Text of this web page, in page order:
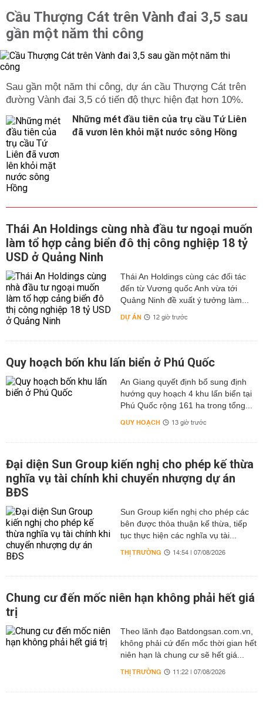
Cầu Thượng Cát trên Vành đai 3,5 sau
gần một năm thi công
Sau gần một năm thi công, dự án cầu Thượng Cát trên
đường Vành đai 3,5 có tiến độ thực hiện đạt hơn 10%.
Những mét đầu tiên của trụ cầu Tứ Liên
đã vươn lên khỏi mặt nước sông Hồng
Thái An Holdings cùng nhà đầu tư ngoại muốn
làm tổ hợp cảng biển đô thị công nghiệp 18 tỷ
USD ở Quảng Ninh
Thái An Holdings cùng các đối tác
đến từ Vương quốc Anh vừa tới
Quảng Ninh đề xuất ý tưởng làm...
DỰ ÁN 12 giờ trước
Quy hoạch bốn khu lấn biển ở Phú Quốc
An Giang quyết định bổ sung định
hướng quy hoạch 4 khu lấn biển tại
Phú Quốc rộng 161 ha trong tổng...
QUY HOẠCH 13 giờ trước
Đại diện Sun Group kiến nghị cho phép kế thừa
nghĩa vụ tài chính khi chuyển nhượng dự án
BĐS
Sun Group kiến nghị cho phép các
bên được thỏa thuận kế thừa, tiếp
tục thực hiện các nghĩa vụ tài...
THỊ TRƯỜNG 14:54 | 07/08/2026
Chung cư đến mốc niên hạn không phải hết giá
trị
Theo lãnh đạo Batdongsan.com.vn,
không phải cứ đến mốc thời gian hết
niên hạn là chung cư sẽ hết giá...
THỊ TRƯỜNG 11:22 | 07/08/2026